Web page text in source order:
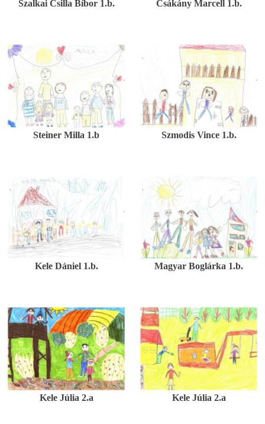
Szalkai Csilla Bíbor 1.b. Csákány Marcell 1.b.
Steiner Milla 1.b Szmodis Vince 1.b.
Kele Dániel 1.b. Magyar Boglárka 1.b.
Kele Júlia 2.a Kele Júlia 2.a